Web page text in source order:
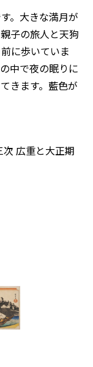
次 広重と大正期
。大きな満月が
子の旅人と天狗
に歩いていま
中で夜の眠りに
きます。藍色が